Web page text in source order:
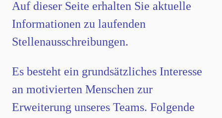
Auf dieser Seite erhalten Sie aktuelle
Informationen zu laufenden
Stellenausschreibungen.
Es besteht ein grundsätzliches Interesse
an motivierten Menschen zur
Erweiterung unseres Teams. Folgende